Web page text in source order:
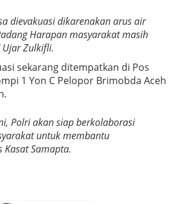
dievakuasi dikarenakan arus air
Harapan masyarakat masih
Zulkifli.
sekarang ditempatkan di Pos
1 Yon C Pelopor Brimobda Aceh
Polri akan siap berkolaborasi
untuk membantu
Kasat Samapta.